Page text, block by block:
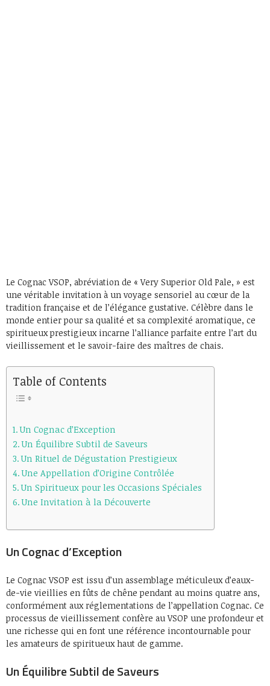
Le Cognac VSOP, abréviation de « Very Superior Old Pale, » est
une véritable invitation à un voyage sensoriel au cœur de la
tradition française et de l’élégance gustative. Célèbre dans le
monde entier pour sa qualité et sa complexité aromatique, ce
spiritueux prestigieux incarne l’alliance parfaite entre l’art du
vieillissement et le savoir-faire des maîtres de chais.
Table of Contents
Un Cognac d’Exception
Un Équilibre Subtil de Saveurs
Un Rituel de Dégustation Prestigieux
Une Appellation d’Origine Contrôlée
Un Spiritueux pour les Occasions Spéciales
Une Invitation à la Découverte
Un Cognac d’Exception
Le Cognac VSOP est issu d’un assemblage méticuleux d’eaux-
de-vie vieillies en fûts de chêne pendant au moins quatre ans,
conformément aux réglementations de l’appellation Cognac. Ce
processus de vieillissement confère au VSOP une profondeur et
une richesse qui en font une référence incontournable pour
les amateurs de spiritueux haut de gamme.
Un Équilibre Subtil de Saveurs